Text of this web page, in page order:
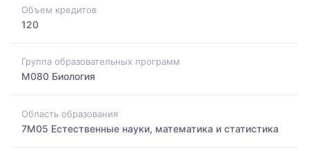
Объем кредитов
120
Группа образовательных программ
M080 Биология
Область образования
7M05 Естественные науки, математика и статистика